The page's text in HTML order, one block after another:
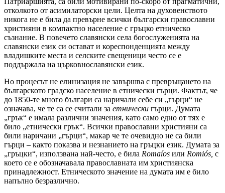
отколкото от асимилаторски цели. Целта на духовенството
никога не е била да превърне всички български православни
християни в компактно население с гръцко етническо
съзнание. В повечето славянски села богослуженията на
славянски език си остават и кореспонденцията между
владишките места и селските свещеници често се е
поддържала на църковнославянски език.
Но процесът не елинизация не завършва с превръщането на
българското градско население в етнически гърци. Фактът, че
до 1850-те много българи са наричали себе си „гърци“ не
означава, че те са се считали за етнически гърци. Думата
„грък“ е имала различни значения, като само едно от тях е
било „етнически грък“. Всички православни християни са
били наричани „гърци“, макар че те очевидно не са били
гърци – както показва и незнанието на гръцки език. Думата за
„гръцки“, използвана най-често, е била Romaíos или Romiós, с
което се е обозначавала православната им християнска
принадлежност. Етническото значение на думата им е било
напълно безразлично.